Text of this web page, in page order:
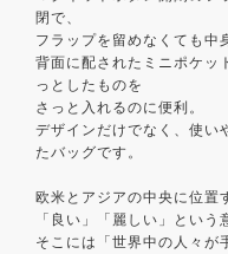
閉で、
フラップを留めなくても中
背面に配されたミニポケッ
っとしたものを
さっと入れるのに便利。
デザインだけでなく、使い
たバッグです。
欧米とアジアの中央に位置
「良い」「麗しい」とい
そこには「世界中の人々が